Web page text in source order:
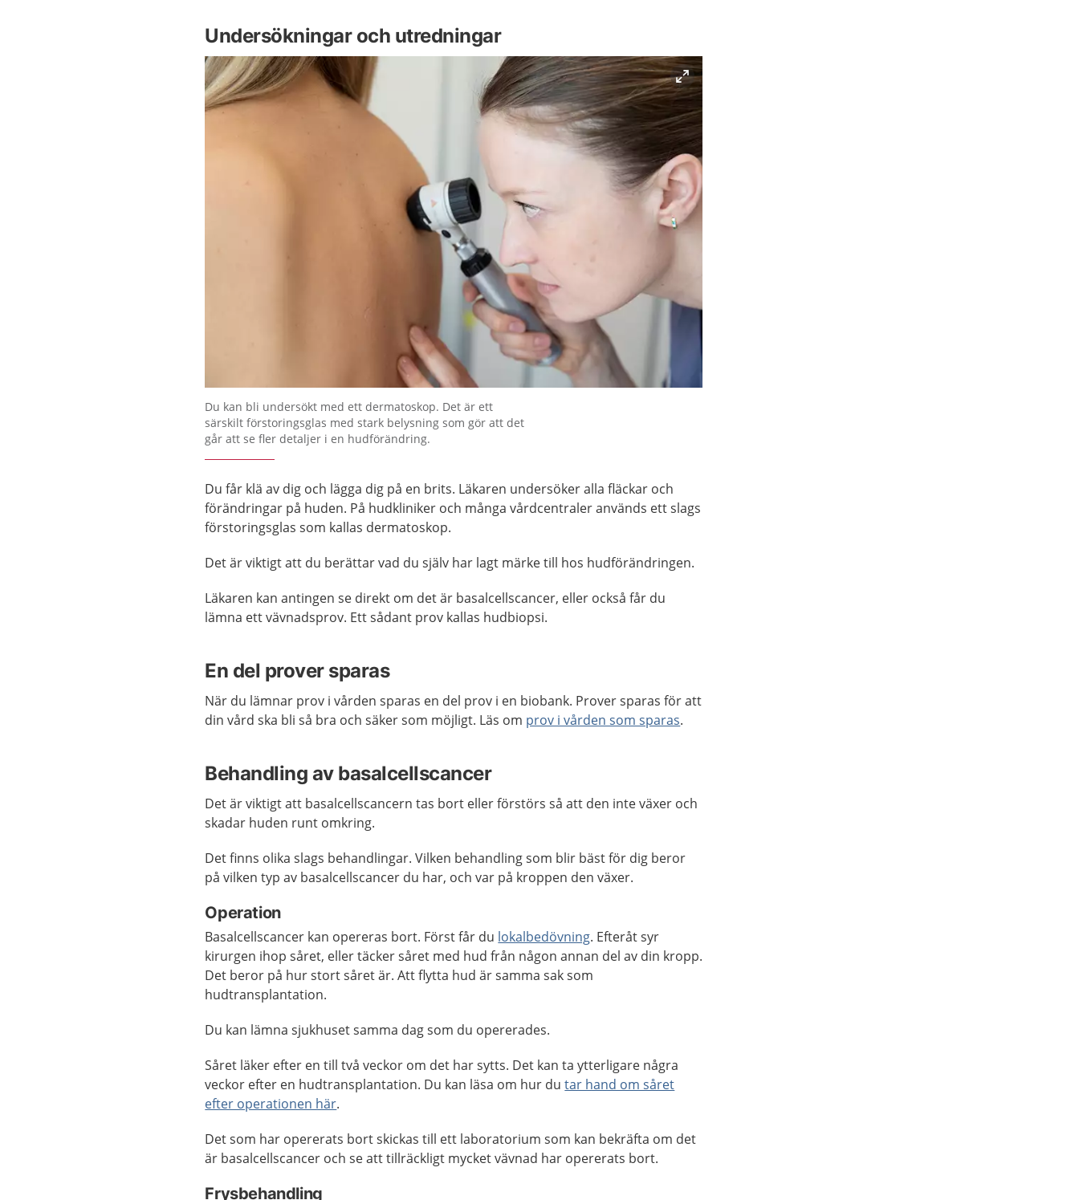
Undersökningar och utredningar
Förstora bilden
Du kan bli undersökt med ett dermatoskop. Det är ett
särskilt förstoringsglas med stark belysning som gör att det
går att se fler detaljer i en hudförändring.
Du får klä av dig och lägga dig på en brits. Läkaren undersöker alla fläckar och
förändringar på huden. På hudkliniker och många vårdcentraler används ett slags
förstoringsglas som kallas dermatoskop.
Det är viktigt att du berättar vad du själv har lagt märke till hos hudförändringen.
Läkaren kan antingen se direkt om det är basalcellscancer, eller också får du
lämna ett vävnadsprov. Ett sådant prov kallas hudbiopsi.
En del prover sparas
När du lämnar prov i vården sparas en del prov i en biobank. Prover sparas för att
din vård ska bli så bra och säker som möjligt. Läs om prov i vården som sparas.
Behandling av basalcellscancer
Det är viktigt att basalcellscancern tas bort eller förstörs så att den inte växer och
skadar huden runt omkring.
Det finns olika slags behandlingar. Vilken behandling som blir bäst för dig beror
på vilken typ av basalcellscancer du har, och var på kroppen den växer.
Operation
Basalcellscancer kan opereras bort. Först får du lokalbedövning. Efteråt syr
kirurgen ihop såret, eller täcker såret med hud från någon annan del av din kropp.
Det beror på hur stort såret är. Att flytta hud är samma sak som
hudtransplantation.
Du kan lämna sjukhuset samma dag som du opererades.
Såret läker efter en till två veckor om det har sytts. Det kan ta ytterligare några
veckor efter en hudtransplantation. Du kan läsa om hur dutar hand om såret
efter operationen här.
Det som har opererats bort skickas till ett laboratorium som kan bekräfta om det
är basalcellscancer och se att tillräckligt mycket vävnad har opererats bort.
Frysbehandling